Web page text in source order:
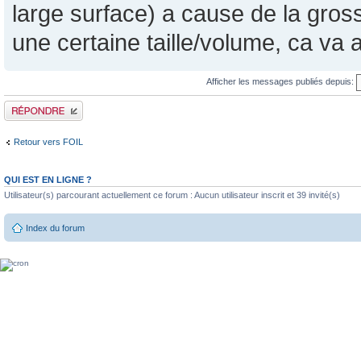
large surface) a cause de la
une certaine taille/volume, ca va
Afficher les messages publiés depuis:
Publier une réponse
Retour vers FOIL
QUI EST EN LIGNE ?
Utilisateur(s) parcourant actuellement ce forum : Aucun utilisateur inscrit et 39 invité(s)
Index du forum